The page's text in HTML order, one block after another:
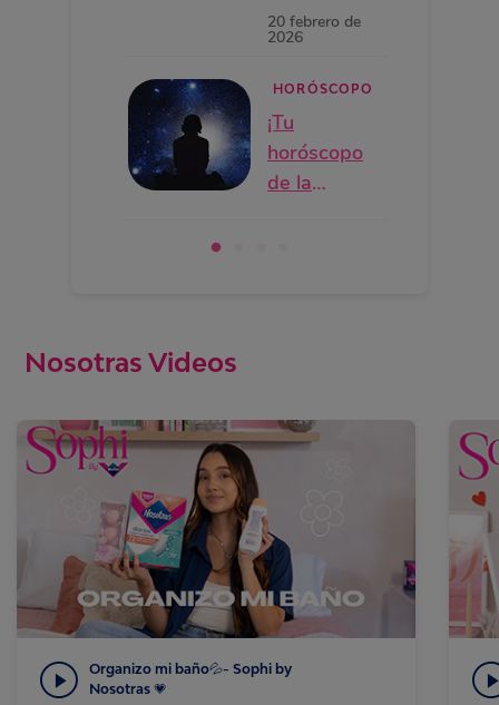
20 febrero de
2026
HORÓSCOPO
¡Tu
horóscopo
de la
Nosotras Videos
Organizo mi baño💦- Sophi by
Nosotras 💗